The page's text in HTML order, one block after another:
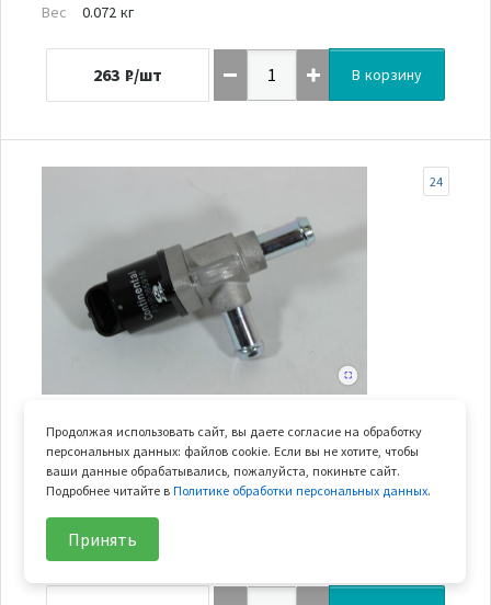
Вес
0.072 кг
263 ₽/шт В корзину
клапан холостого хода
24
Арт.
0GQ0-175000
В узле
1 шт.
0.19 кг
Продолжая использовать сайт, вы даете согласие на обработку
персональных данных: файлов cookie. Если вы не хотите, чтобы
ваши данные обрабатывались, пожалуйста, покиньте сайт.
Подробнее читайте вПолитике обработки персональных данных.
Принять